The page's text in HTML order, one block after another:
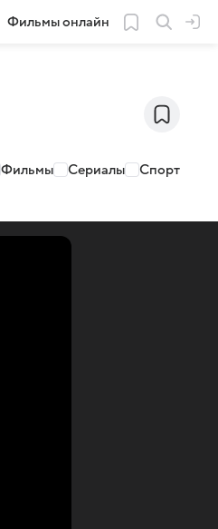
Фильмы онлайн
Фильмы Сериалы Спорт